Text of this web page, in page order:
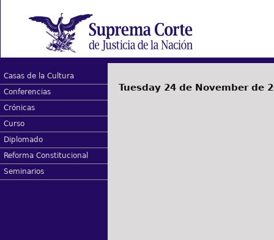
Casas de la Cultura
Conferencias
Crónicas
Curso
Diplomado
Reforma Constitucional
Seminarios
Tuesday 24 de November de